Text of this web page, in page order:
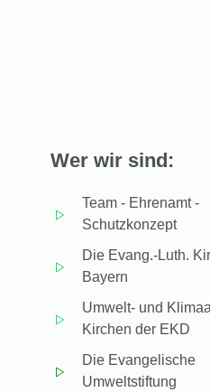
Wer wir sind:
Team - Ehrenamt -
Schutzkonzept
Die Evang.-Luth.
Bayern
Umwelt- und
Kirchen der EKD
Die Evangelische
Umweltstiftung